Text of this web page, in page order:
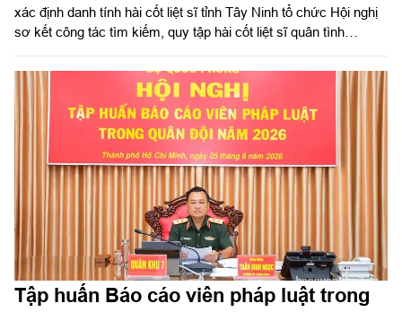
xác định danh tính hài cốt liệt sĩ tỉnh Tây Ninh tổ chức Hội nghị
sơ kết công tác tìm kiếm, quy tập hài cốt liệt sĩ quân tình
tranh tại Campuchia đưa về nước giai đoạn XXV; rút kinh
nghiệm sau 60 ngày triển khai lấy mẫu hài cốt liệt sĩ; phát động
đợt thi đua cao điểm với chủ đề “350 ngày đêm thần tốc, quyết
thắng”. Đồng chí Phạm Tấn Hòa, Phó chủ tịch UBND tỉnh Tây
Ninh, Trưởng ban Chỉ đạo về tìm kiếm, quy tập và xác định
danh tính hài cốt liệt sĩ tỉnh Tây Ninh chủ trì hội nghị.
Tập huấn Báo cáo viên pháp luật trong